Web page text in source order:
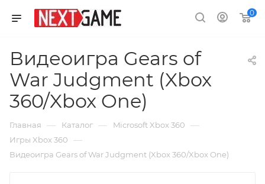
0
Видеоигра Gears of
War Judgment (Xbox
360/Xbox One)
Главная — Каталог — Microsoft Xbox 360 —
Игры Xbox 360 —
Видеоигра Gears of War Judgment (Xbox 360/Xbox One)